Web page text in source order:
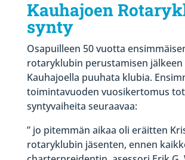
Kauhajoen
synty
Osapuilleen 50 vuotta
rotaryklubin perustamisen
Kauhajoella puuhata klubia.
toimintavuoden vuosikertomus
syntyvaiheita seuraavaa:
” jo pitemmän aikaa oli eräitten
rotaryklubin jäsenten, ennen